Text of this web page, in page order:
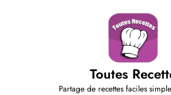
Toutes
Partage de recettes faciles